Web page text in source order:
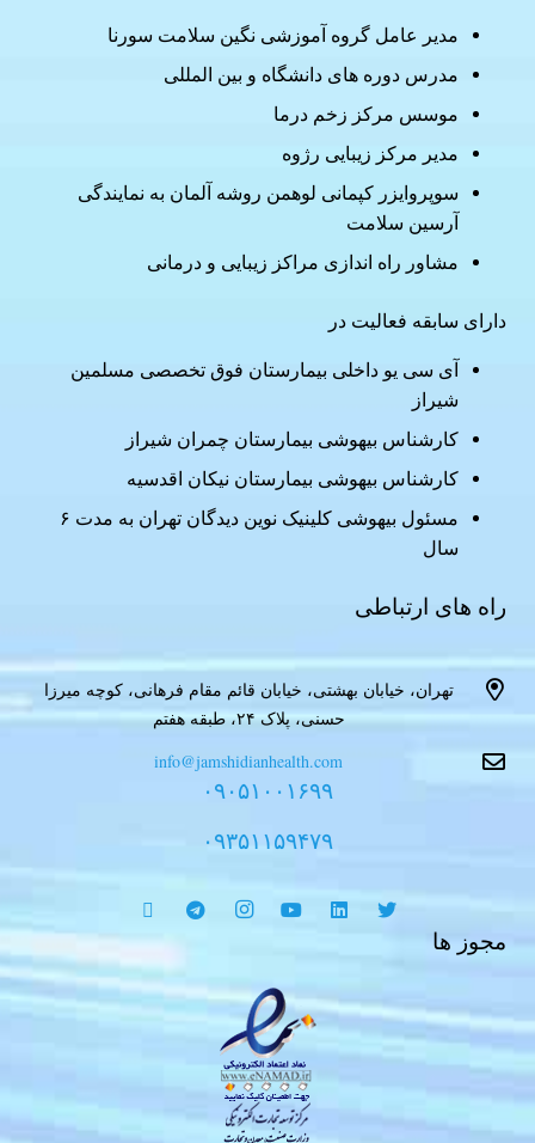
مدیر عامل گروه آموزشی نگین سلامت سورنا
مدرس دوره های دانشگاه و بین المللی
موسس مرکز زخم درما
مدیر مرکز زیبایی رژوه
سوپروایزر کپمانی لوهمن روشه آلمان به نمایندگی
آرسین سلامت
مشاور راه اندازی مراکز زیبایی و درمانی
دارای سابقه فعالیت در
آی سی یو داخلی بیمارستان فوق تخصصی مسلمین
شیراز
کارشناس بیهوشی بیمارستان چمران شیراز
کارشناس بیهوشی بیمارستان نیکان اقدسیه
مسئول بیهوشی کلینیک نوین دیدگان تهران به مدت ۶
سال
راه های ارتباطی
تهران، خیابان بهشتی، خیابان قائم مقام فرهانی، کوچه میرزا
حسنی، پلاک ۲۴، طبقه هفتم
info@jamshidianhealth.com
۰۹۰۵۱۰۰۱۶۹۹
۰۹۳۵۱۱۵۹۴۷۹
مجوز ها